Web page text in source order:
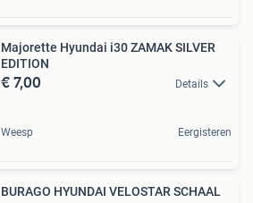
Majorette Hyundai i30 ZAMAK SILVER
EDITION
€ 7,00 Details
Weesp Eergisteren
BURAGO HYUNDAI VELOSTAR SCHAAL